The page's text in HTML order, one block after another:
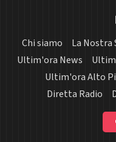
Chi siamo La Nostra
Ultim'ora News
Ultim'ora Alto
Diretta Radio